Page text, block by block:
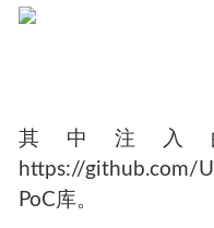
其中注入
https://github.com/
PoC库。